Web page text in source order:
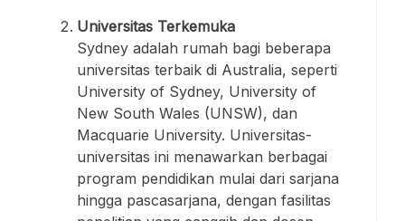
Universitas Terkemuka
Sydney adalah rumah bagi beberapa
universitas terbaik di Australia, seperti
University of Sydney, University of
New South Wales (UNSW), dan
Macquarie University. Universitas-
universitas ini menawarkan berbagai
program pendidikan mulai dari sarjana
hingga pascasarjana, dengan fasilitas